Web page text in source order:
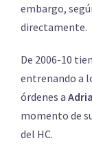
embargo,
directamente.
De 2006-10
entrenando a
órdenes a
momento de
del HC.